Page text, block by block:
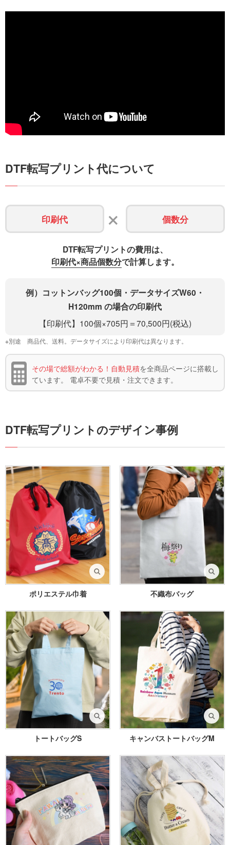
DTF転写プリント代について
印刷代 + 個数分
DTF転写プリントの費用は、
印刷代×商品個数分で計算します。
例）コットンバッグ100個・データサイズW60・
H120mm の場合の印刷代
【印刷代】100個×705円＝70,500円(税込)
※別途 商品代、送料。データサイズにより印刷代は異なります。
その場で総額がわかる！自動見積を全商品ページに搭載し
ています。
電卓不要で見積・注文できます。
DTF転写プリントのデザイン事例
ポリエステル巾着 不織布バッグ
トートバッグS キャンバストートバッグM